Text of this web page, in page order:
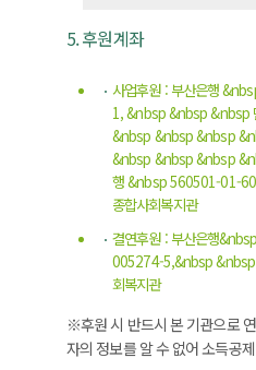
5. 후원계좌
사업후원 : 부산은행
1, &nbsp &nbsp &nbsp
&nbsp &nbsp &nbsp
&nbsp &nbsp &nbsp
행 &nbsp 560501-01-
종합사회복지관
결연후원 : 부산은행
005274-5,&nbsp
회복지관
※후원 시 반드시 본 기관으로
자의 정보를 알 수 없어 소득공